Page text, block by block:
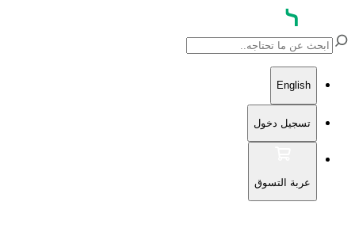
English
تسجيل دخول
عربة التسوق